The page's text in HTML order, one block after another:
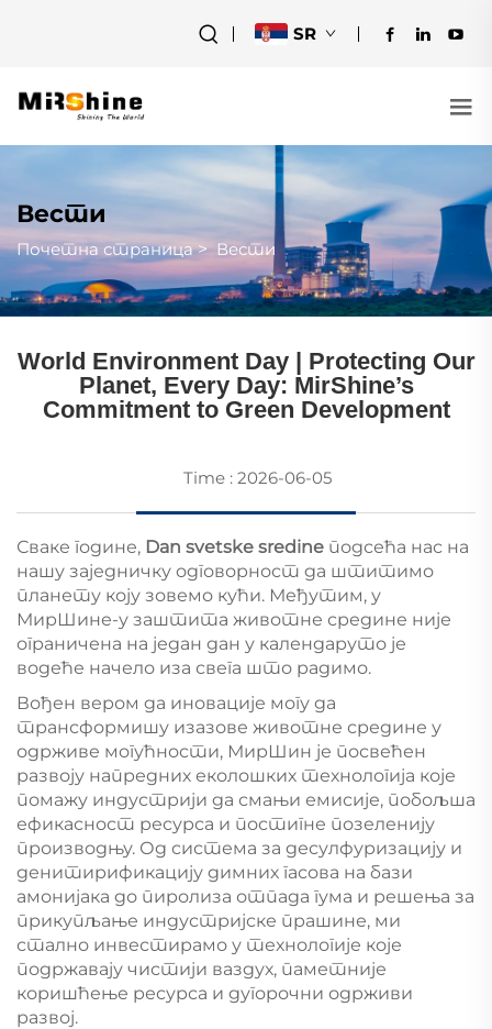
SR
Вести
Почетна страница> Вести
World Environment Day | Protecting Our
Planet, Every Day: MirShine’s
Commitment to Green Development
Time : 2026-06-05
Сваке године, Dan svetske sredine подсећа нас на
нашу заједничку одговорност да штитимо
планету коју зовемо кући. Међутим, у
МирШине-у заштита животне средине није
ограничена на један дан у календаруто је
водеће начело иза свега што радимо.
Вођен вером да иновације могу да
трансформишу изазове животне средине у
одрживе могућности, МирШин је посвећен
развоју напредних еколошких технологија које
помажу индустрији да смањи емисије, побољша
ефикасност ресурса и постигне позеленију
производњу. Од система за десулфуризацију и
денитирификацију димних гасова на бази
амонијака до пиролиза отпада гума и решења за
прикупљање индустријске прашине, ми
стално инвестирамо у технологије које
подржавају чистији ваздух, паметније
коришћење ресурса и дугорочни одрживи
развој.